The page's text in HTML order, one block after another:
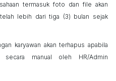
termasuk foto dan file akan
lebih dari tiga (3) bulan sejak
karyawan akan terhapus apabila
secara manual oleh HR/Admin